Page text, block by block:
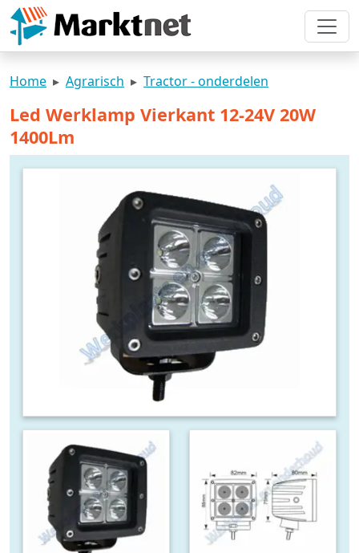
Home Agrarisch Tractor - onderdelen
Led Werklamp Vierkant 12-24V 20W
1400Lm